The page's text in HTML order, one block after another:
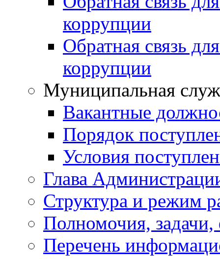
коррупции
Обратная связь
коррупции
Муниципальная
Вакантные
Порядок
Условия
Глава
Структура и режим
Полномочия,
Перечень